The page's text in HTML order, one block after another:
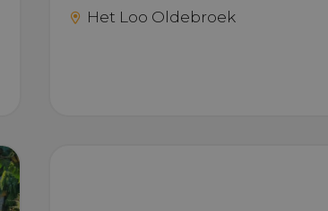
Het Loo Oldebroek